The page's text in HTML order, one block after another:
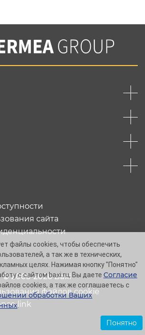
с нашей политикой
© 2005-2026 Baxi
сайта
файлов cookie
link
файлы cookies, чтобы обеспечить
а так же в технических,
целях. Нажимая кнопку "Понятно"
с сайтом baxi.ru, Вы даете Согласие
cookies, а так же соглашаетесь с
обработки Ваших
.
Понятно